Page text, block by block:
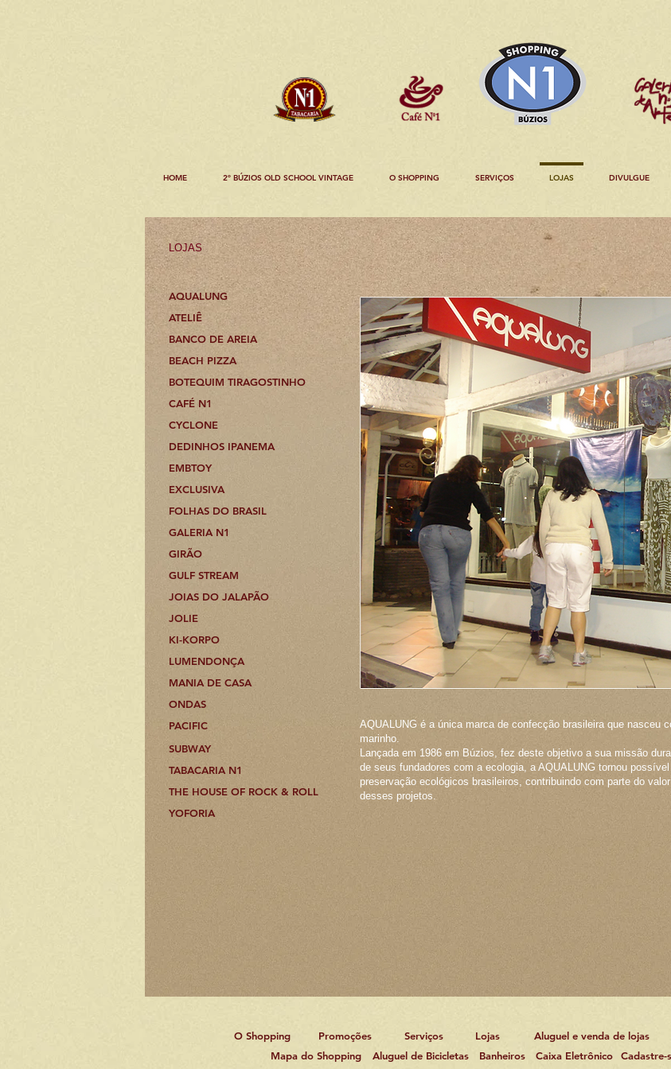
HOME 2º BÚZIOS OLD SCHOOL VINTAGE O SHOPPING SERVIÇOS LOJAS DIVULGUE
AQUALUNG é a única marca de confecção brasileira que nasceu
marinho.
Lançada em 1986 em Búzios, fez deste objetivo a sua missão
de seus fundadores com a ecologia, a AQUALUNG tornou
preservação ecológicos brasileiros, contribuindo com parte do
desses projetos.
LOJAS
AQUALUNG
ATELIÊ
BANCO DE AREIA
BEACH PIZZA
BOTEQUIM TIRAGOSTINHO
CAFÉ N1
CYCLONE
DEDINHOS IPANEMA
EMBTOY
EXCLUSIVA
FOLHAS DO BRASIL
GALERIA N1
GIRÃO
GULF STREAM
JOIAS DO JALAPÃO
JOLIE
KI-KORPO
LUMENDONÇA
MANIA DE CASA
ONDAS
PACIFIC
SUBWAY
TABACARIA N1
THE HOUSE OF ROCK & ROLL
YOFORIA
O Shopping Promoções
Serviços
Mapa do Shopping
Aluguel de Bicicletas
Lojas
Banheiros
Aluguel e venda de lojas
Caixa Eletrônico
Cadastre-